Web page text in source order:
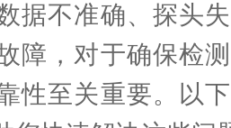
据不准确、探头
障，对于确保检
性至关重要。以